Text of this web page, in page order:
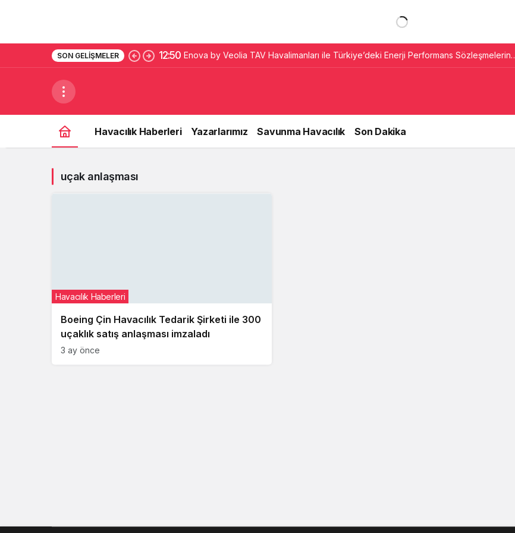
SON GELIŞMELER 12:50 Enova by Veolia TAV Havalimanları ile Türkiye’deki Enerji Performans Sözleşmelerine
Havacılık Haberleri Yazarlarımız Savunma Havacılık Son Dakika
uçak anlaşması
Boeing Çin Havacılık Tedarik Şirketi ile 300
uçaklık satış anlaşması imzaladı
Havacılık Haberleri
3 ay önce